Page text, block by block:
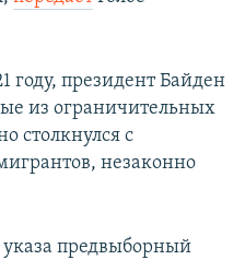
году, президент Байден
из ограничительных
столкнулся с
незаконно
предвыборный